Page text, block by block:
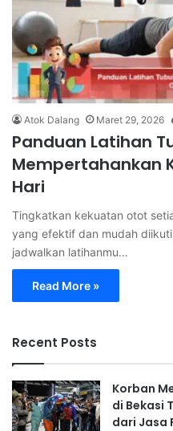
Atok Dalang Maret 29, 2026
Panduan Latihan
Mempertahankan
Hari
Tingkatkan kekuatan otot
yang efektif dan mudah
jadwalkan latihanmu…
Read More »
Recent Posts
Korban
di Bekasi
dari Jasa